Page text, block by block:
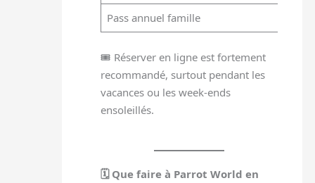
Pass annuel famille
🎟️ Réserver en ligne est fortement
recommandé, surtout pendant les
vacances ou les week-ends
ensoleillés.
🗓️ Que faire à Parrot World en